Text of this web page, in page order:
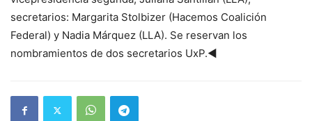
secretarios: Margarita Stolbizer (Hacemos Coalición
Federal) y Nadia Márquez (LLA). Se reservan los
nombramientos de dos secretarios UxP.◄